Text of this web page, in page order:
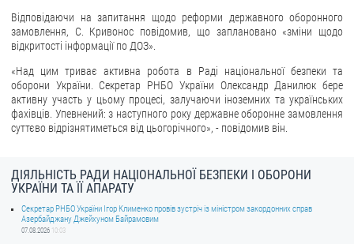
Запит на отримання публічної інформації
Облік публічної інформації
Публічні закупівлі
Внутрішній аудит
ДЕРЖАВНИЙ РЕЄСТР САНКЦІЙ
Відповідаючи на запитання щодо реформи державного оборонного
замовлення, С. Кривонос повідомив, що заплановано «зміни щодо
відкритості інформації по ДОЗ».
«Над цим триває активна робота в Раді національної безпеки та
оборони України. Секретар РНБО України Олександр Данилюк бере
активну участь у цьому процесі, залучаючи іноземних та українських
фахівців. Упевнений: з наступного року державне оборонне замовлення
суттєво відрізнятиметься від цьогорічного», - повідомив він.
ДІЯЛЬНІСТЬ РАДИ НАЦІОНАЛЬНОЇ БЕЗПЕКИ І ОБОРОНИ
УКРАЇНИ ТА ЇЇ АПАРАТУ
Секретар РНБО України Ігор Клименко провів зустріч із міністром закордонних справ
Азербайджану Джейхуном Байрамовим
07.08.2026 10:03